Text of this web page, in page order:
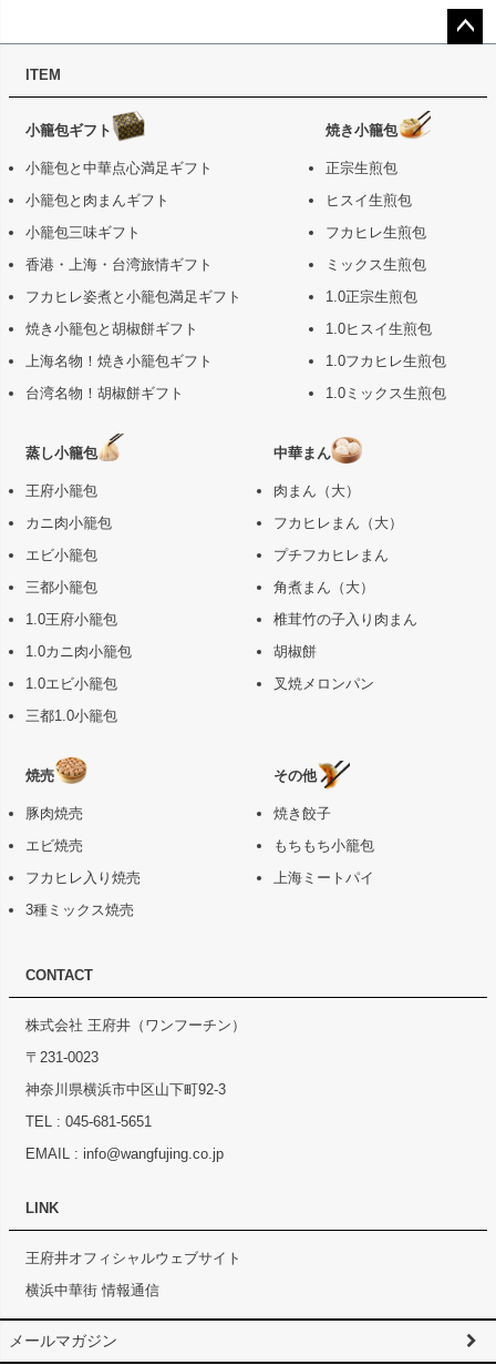
ップ
ITEM
小籠包ギフト
小籠包と中華点心満足ギフト
小籠包と肉まんギフト
小籠包三味ギフト
香港・上海・台湾旅情ギフト
フカヒレ姿煮と小籠包満足ギフト
焼き小籠包と胡椒餅ギフト
上海名物！焼き小籠包ギフト
台湾名物！胡椒餅ギフト
焼き小籠包
正宗生煎包
ヒスイ生煎包
フカヒレ生煎包
ミックス生煎包
1.0正宗生煎包
1.0ヒスイ生煎包
1.0フカヒレ生煎包
1.0ミックス生煎包
蒸し小籠包
王府小籠包
カニ肉小籠包
エビ小籠包
三都小籠包
1.0王府小籠包
1.0カニ肉小籠包
1.0エビ小籠包
三都1.0小籠包
中華まん
肉まん（大）
フカヒレまん（大）
プチフカヒレまん
角煮まん（大）
椎茸竹の子入り肉まん
胡椒餅
叉焼メロンパン
焼売
豚肉焼売
エビ焼売
フカヒレ入り焼売
3種ミックス焼売
その他
焼き餃子
もちもち小籠包
上海ミートパイ
CONTACT
株式会社 王府井（ワンフーチン）
〒231-0023
神奈川県横浜市中区山下町92-3
TEL : 045-681-5651
EMAIL : info@wangfujing.co.jp
LINK
王府井オフィシャルウェブサイト
横浜中華街 情報通信
メールマガジン